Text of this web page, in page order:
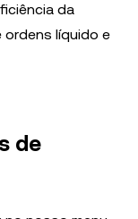
da
ordens líquido e
de